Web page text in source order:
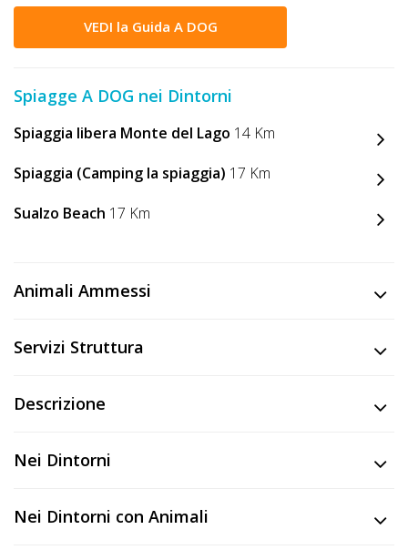
A
CODICE
Video
con
Attività
VEDI la Guida A DOG
Spiagge A DOG nei Dintorni
Spiaggia libera Monte del Lago 14 Km
Spiaggia (Camping la spiaggia) 17 Km
Sualzo Beach 17 Km
Animali Ammessi
Servizi Struttura
Descrizione
Nei Dintorni
Nei Dintorni con Animali